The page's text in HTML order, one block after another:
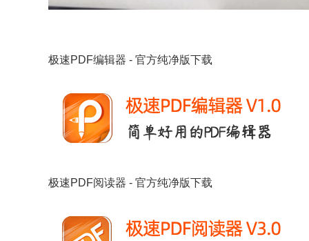
极速PDF编辑器 - 官方纯净版下载
极速PDF阅读器 - 官方纯净版下载